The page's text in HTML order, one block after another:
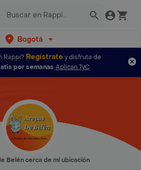
Bogotá
Rappi? Regístratey disfruta de
por semanas Aplican TyC
Belén cerca de mi ubicación